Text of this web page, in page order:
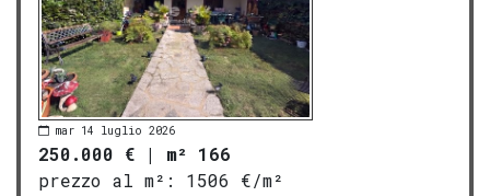
mar 14 luglio 2026
250.000 € | m² 166
prezzo al m²:
1506 €/m²